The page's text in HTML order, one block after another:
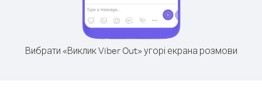
Вибрати «Виклик Viber Out» угорі екрана розмови